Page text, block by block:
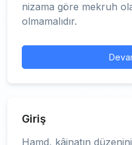
nizama göre mekruh
olmamalıdır.
Giriş
Hamd, kâinatın